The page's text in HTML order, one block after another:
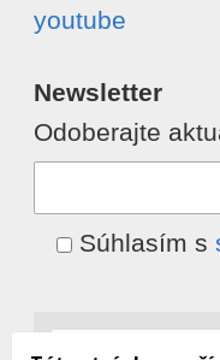
youtube
Newsletter
Odoberajte
Súhlasím s